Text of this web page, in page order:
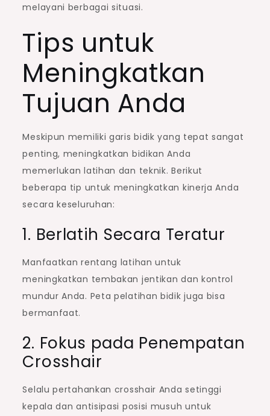
melayani berbagai situasi.
Tips untuk
Meningkatkan
Tujuan Anda
Meskipun memiliki garis bidik yang tepat sangat
penting, meningkatkan bidikan Anda
memerlukan latihan dan teknik. Berikut
beberapa tip untuk meningkatkan kinerja Anda
secara keseluruhan:
1. Berlatih Secara Teratur
Manfaatkan rentang latihan untuk
meningkatkan tembakan jentikan dan kontrol
mundur Anda. Peta pelatihan bidik juga bisa
bermanfaat.
2. Fokus pada Penempatan
Crosshair
Selalu pertahankan crosshair Anda setinggi
kepala dan antisipasi posisi musuh untuk